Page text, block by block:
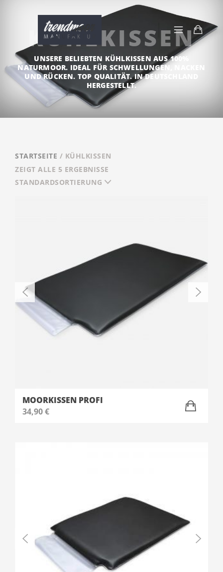
KÜHLKISSEN
UNSERE BELIEBTEN KÜHLKISSEN AUS 100%
NATURMOOR. IDEAL FÜR SCHWELLUNGEN, NACKEN
UND RÜCKEN. TOP QUALITÄT. IN DEUTSCHLAND
HERGESTELLT.
STARTSEITE / KÜHLKISSEN
ZEIGT ALLE 5 ERGEBNISSE
STANDARDSORTIERUNG
MOORKISSEN PROFI
34,90€